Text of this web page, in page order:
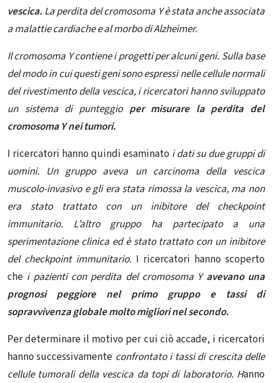
vescica. La perdita del cromosoma Y è stata anche associata
a malattie cardiache e al morbo di Alzheimer.
Il cromosoma Y contiene i progetti per alcuni geni. Sulla base
del modo in cui questi geni sono espressi nelle cellule normali
del rivestimento della vescica, i ricercatori hanno sviluppato
un sistema di punteggio per misurare la perdita del
cromosoma Y nei tumori.
I ricercatori hanno quindi esaminato i dati su due gruppi di
uomini. Un gruppo aveva un carcinoma della vescica
muscolo-invasivo e gli era stata rimossa la vescica, ma non
era stato trattato con un inibitore del checkpoint
immunitario. L’altro gruppo ha partecipato a una
sperimentazione clinica ed è stato trattato con un inibitore
del checkpoint immunitario. I ricercatori hanno scoperto
che i pazienti con perdita del cromosoma Yavevano una
prognosi peggiore nel primo gruppo e tassi di
sopravvivenza globale molto migliori nel secondo.
Per determinare il motivo per cui ciò accade, i ricercatori
hanno successivamente confrontato i tassi di crescita delle
cellule tumorali della vescica da topi di laboratorio. Hanno